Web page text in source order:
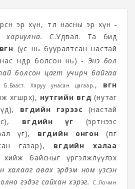
эр хүн, өтөл насны эр хүн-
хариулна.
С.Удвал. Та бид
(үс нь бууралтсан настай
өндөр болсон нь) - Энэ бол
болсон цагт учирч байгаа
Б.Бааст. Хяруу унасан цагаар.,
өвгөн
хөгшрөх), нутгийн өвгөд (нутаг
өвгөдийн гэрээс
(настай
өвгөдийн үг (эртнээс
үг), өвгөдийн онгон (өвөг
газар), өвгөдийн халаа
байсныг үргэлжлүүлэх
халааг авах эрдэм ном үзсэн
гэдэг сайхан хэрэг.
С.Лочин